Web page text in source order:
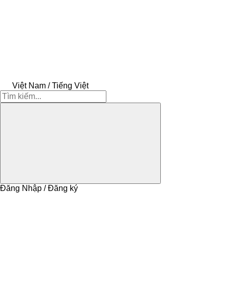
Việt Nam / Tiếng Việt
Đăng Nhập / Đăng ký